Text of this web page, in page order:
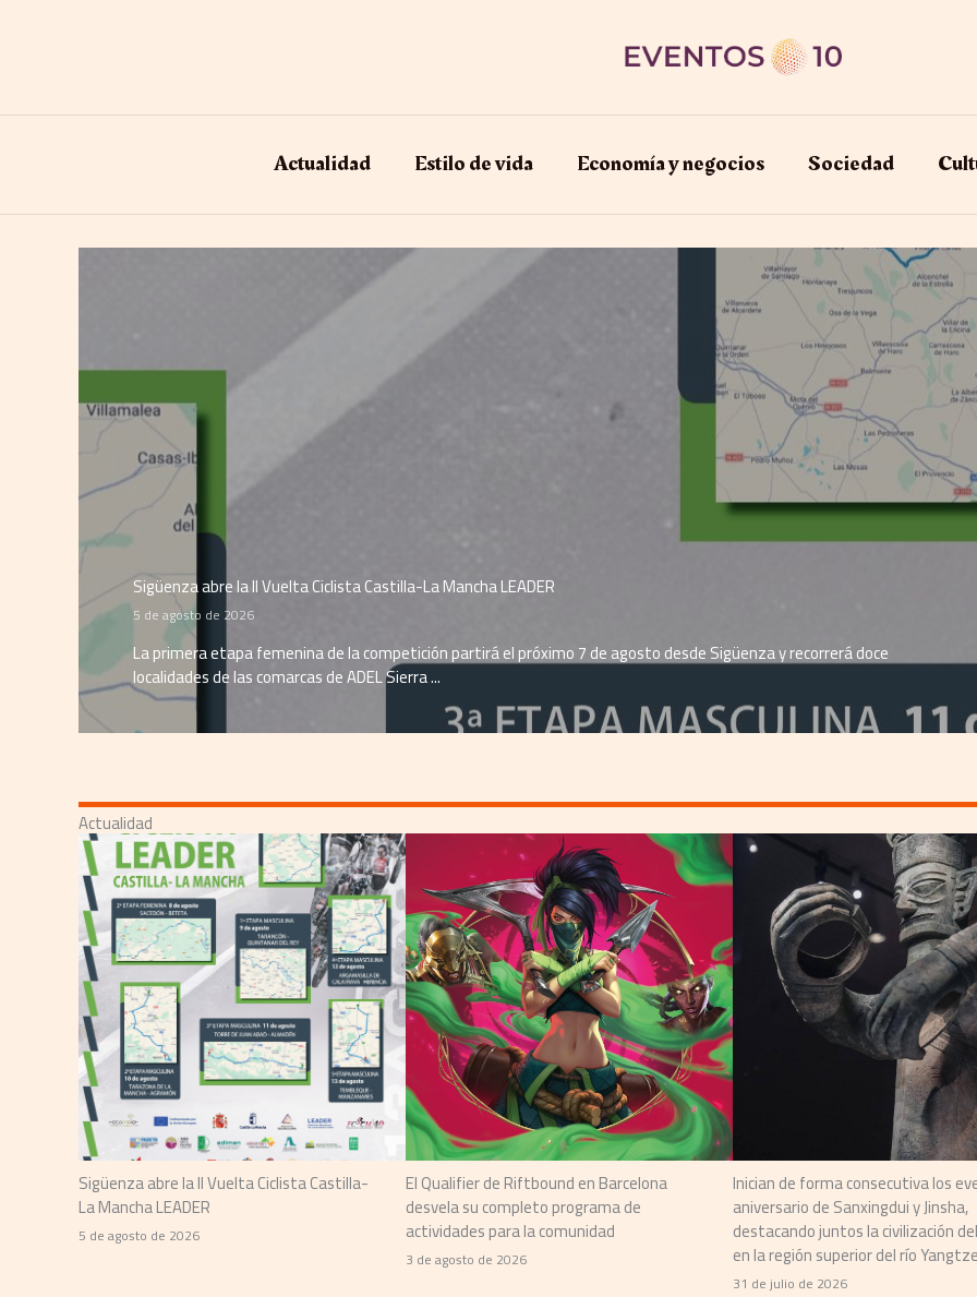
Actualidad Estilo de vida Economía y negocios​ Sociedad
Sigüenza abre la II Vuelta Ciclista Castilla-La Mancha LEADER
5 de agosto de 2026
La primera etapa femenina de la competición partirá el próximo 7 de agosto desde Sigüenza y recorrerá doce
localidades de las comarcas de ADEL Sierra ...
Actualidad
Sigüenza abre la II Vuelta Ciclista Castilla-
La Mancha LEADER
5 de agosto de 2026
El Qualifier de Riftbound en Barcelona
desvela su completo programa de
actividades para la comunidad
3 de agosto de 2026
Inician de forma consecutiva los
aniversario de Sanxingdui y Jinsha,
destacando juntos la civilización
en la región superior del río Yangtze
31 de julio de 2026